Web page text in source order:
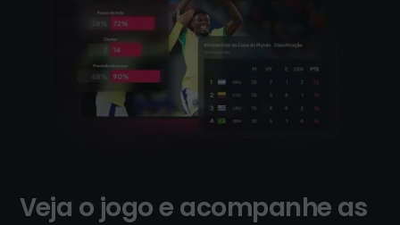
Veja o jogo e acompanhe as